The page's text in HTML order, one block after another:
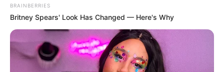
BRAINBERRIES
Britney Spears' Look Has Changed — Here's Why